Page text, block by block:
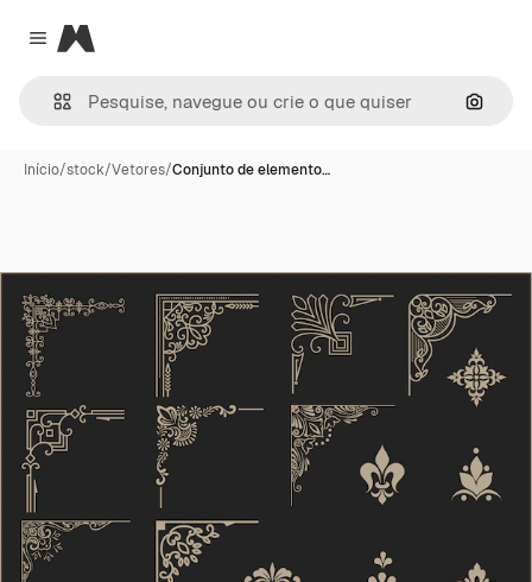
Close menu
Magnific
Início/stock/Vetores/Conjunto de elemento…